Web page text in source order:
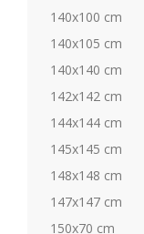
140x100 cm
140x105 cm
140x140 cm
142x142 cm
144x144 cm
145x145 cm
148x148 cm
147x147 cm
150x70 cm